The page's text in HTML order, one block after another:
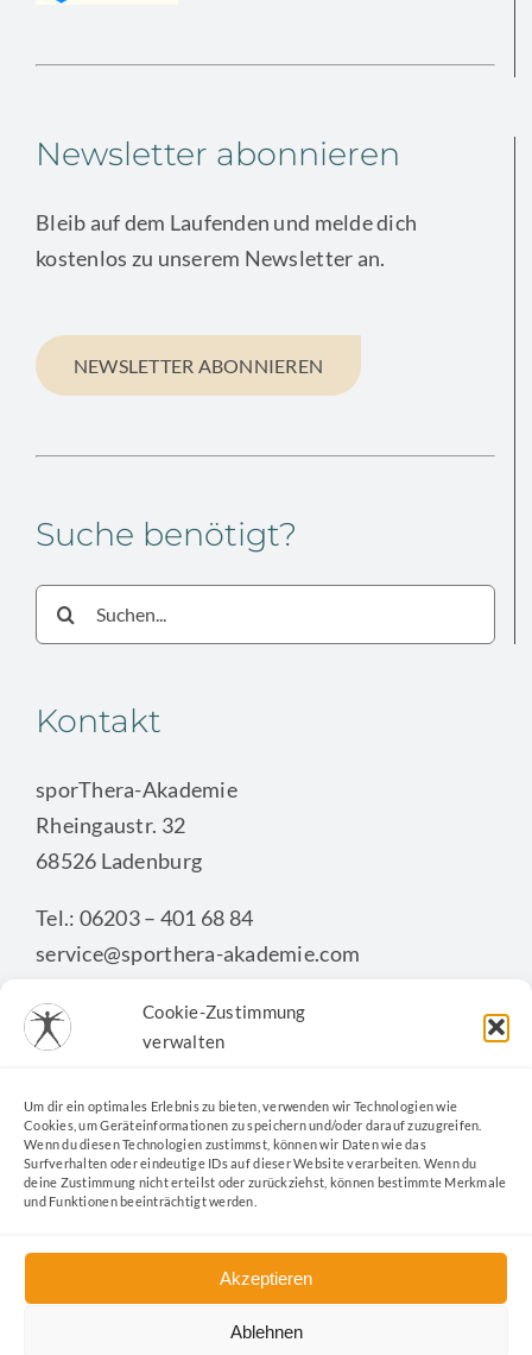
Cookie-Zustimmung
verwalten
Um dir ein optimales Erlebnis zu bieten, verwenden wir Technologien wie
Cookies, um Geräteinformationen zu speichern und/oder darauf zuzugreifen.
Wenn du diesen Technologien zustimmst, können wir Daten wie das
Surfverhalten oder eindeutige IDs auf dieser Website verarbeiten. Wenn du
deine Zustimmung nicht erteilst oder zurückziehst, können bestimmte Merkmale
und Funktionen beeinträchtigt werden.
Akzeptieren
Ablehnen
Newsletter abonnieren
Bleib auf dem Laufenden und melde dich
kostenlos zu unserem Newsletter an.
NEWSLETTER ABONNIEREN
Suche benötigt?
Suche
nach:
Kontakt
sporThera-Akademie
Rheingaustr. 32
68526 Ladenburg
Tel.: 06203 – 401 68 84
service@sporthera-akademie.com
Impressum|